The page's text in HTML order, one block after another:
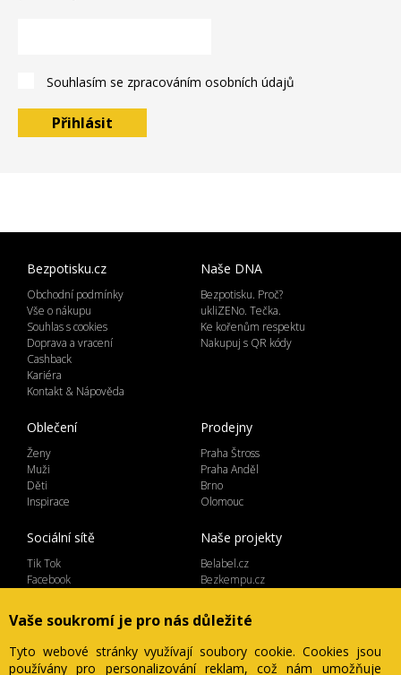
Vaše soukromí je pro nás důležité
Tyto webové stránky využívají soubory cookie. Cookies jsou
používány pro personalizování reklam, což nám umožňuje
Souhlasím se zpracováním osobních údajů
Přihlásit
Bezpotisku.cz
Obchodní podmínky
Vše o nákupu
Souhlas s cookies
Doprava a vracení
Cashback
Kariéra
Kontakt & Nápověda
Naše DNA
Bezpotisku. Proč?
ukliZENo. Tečka.
Ke kořenům respektu
Nakupuj s QR kódy
Oblečení
Ženy
Muži
Děti
Inspirace
Prodejny
Praha Štross
Praha Anděl
Brno
Olomouc
Sociální sítě
Tik Tok
Facebook
Naše projekty
Belabel.cz
Bezkempu.cz